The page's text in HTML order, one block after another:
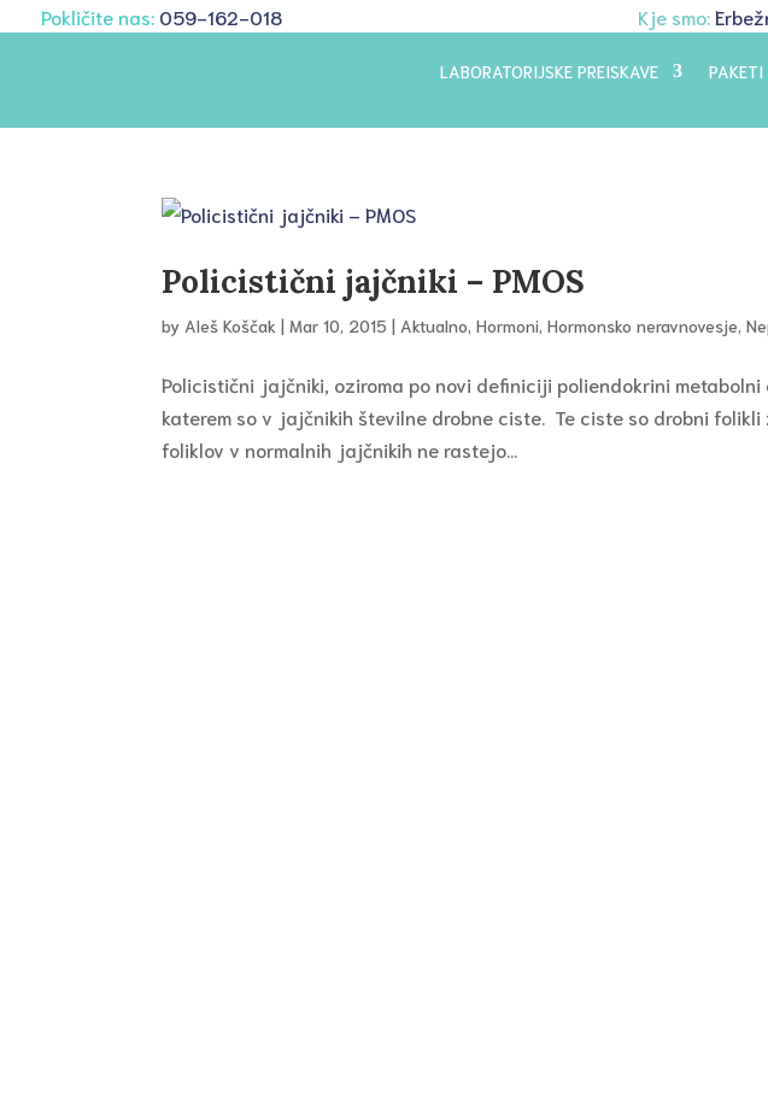
Pokličite nas: 059-162-018 Kje smo:
LABORATORIJSKE PREISKAVE PAKETI
Policistični jajčniki – PMOS
by Aleš Koščak |Mar 10, 2015 | Aktualno,Hormoni,Hormonsko neravnovesje,
Policistični jajčniki, oziroma po novi definiciji poliendokrini metabolni
katerem so v jajčnikih številne drobne ciste. Te ciste so drobni
foliklov v normalnih jajčnikih ne rastejo...